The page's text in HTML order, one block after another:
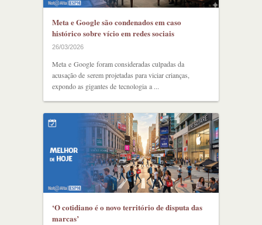
Meta e Google são condenados em caso
histórico sobre vício em redes sociais
26/03/2026
Meta e Google foram consideradas culpadas da
acusação de serem projetadas para viciar crianças,
expondo as gigantes de tecnologia a ...
‘O cotidiano é o novo território de disputa das
marcas’